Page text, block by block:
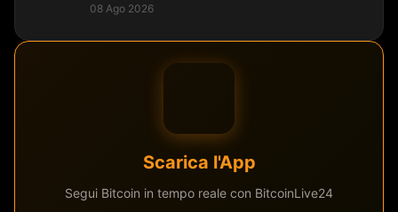
08 Ago 2026
Scarica l'App
Segui Bitcoin in tempo reale con BitcoinLive24